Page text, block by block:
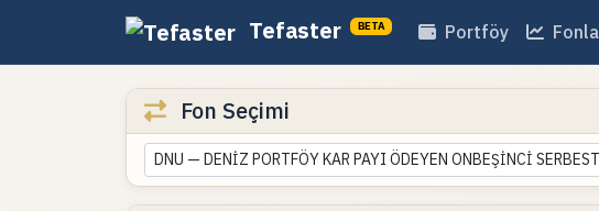
Tefaster BETA Portföy
Fon Seçimi
DNU — DENİZ PORTFÖY KAR PAYI ÖDEYEN ONBEŞİNCİ